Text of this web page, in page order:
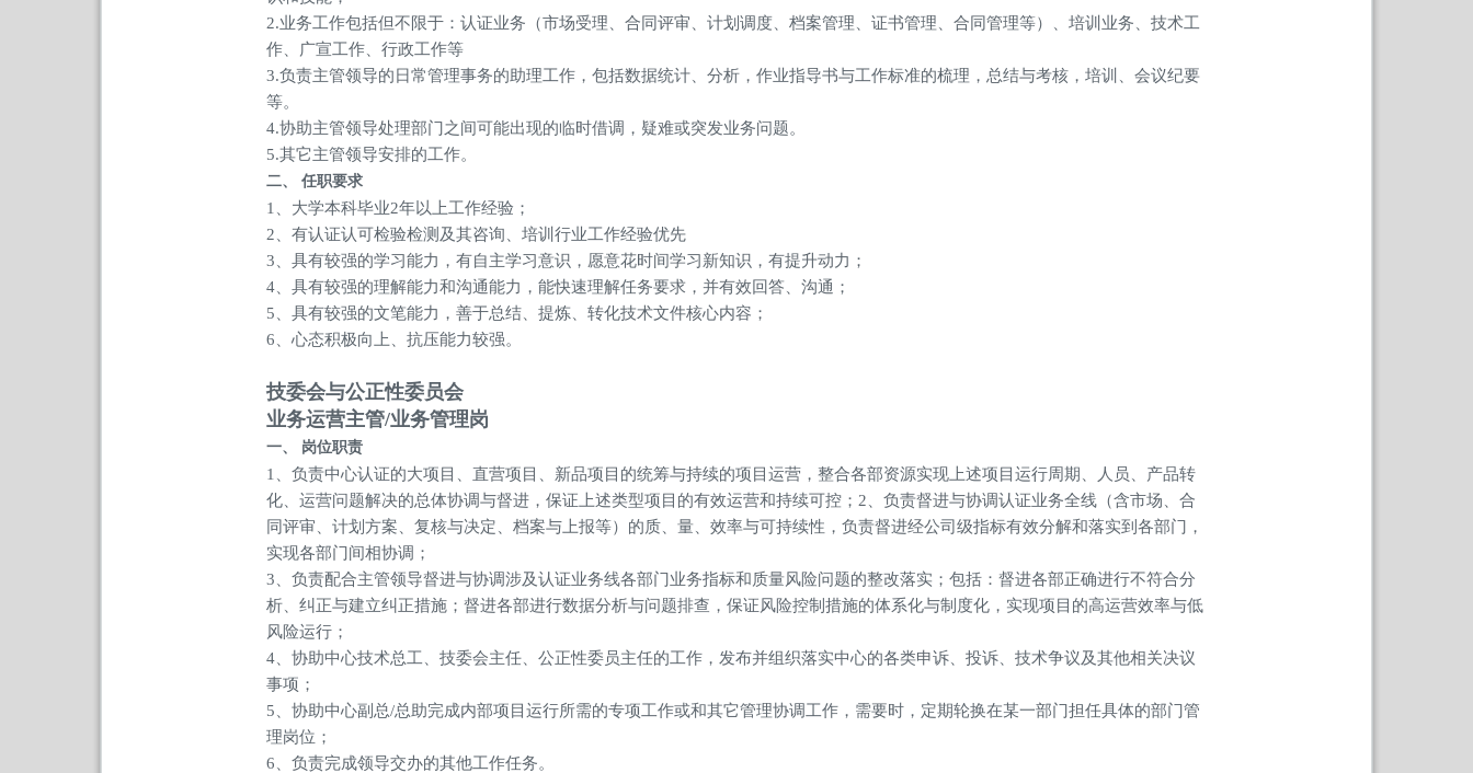
2.业务工作包括但不限于：认证业务（市场受理、合同评审、计划调度、档案管理、证书管理、合同管理等）、培训业务、技术工
作、广宣工作、行政工作等
3.负责主管领导的日常管理事务的助理工作，包括数据统计、分析，作业指导书与工作标准的梳理，总结与考核，培训、会议纪要
等。
4.协助主管领导处理部门之间可能出现的临时借调，疑难或突发业务问题。
5.其它主管领导安排的工作。
二、 任职要求
1、大学本科毕业2年以上工作经验；
2、有认证认可检验检测及其咨询、培训行业工作经验优先
3、具有较强的学习能力，有自主学习意识，愿意花时间学习新知识，有提升动力；
4、具有较强的理解能力和沟通能力，能快速理解任务要求，并有效回答、沟通；
5、具有较强的文笔能力，善于总结、提炼、转化技术文件核心内容；
6、心态积极向上、抗压能力较强。
技委会与公正性委员会
业务运营主管/业务管理岗
一、 岗位职责
1、负责中心认证的大项目、直营项目、新品项目的统筹与持续的项目运营，整合各部资源实现上述项目运行周期、人员、产品转
化、运营问题解决的总体协调与督进，保证上述类型项目的有效运营和持续可控； 2、负责督进与协调认证业务全线（含市场、合
同评审、计划方案、复核与决定、档案与上报等）的质、量、效率与可持续性，负责督进经公司级指标有效分解和落实到各部门，
实现各部门间相协调；
3、负责配合主管领导督进与协调涉及认证业务线各部门业务指标和质量风险问题的整改落实；包括：督进各部正确进行不符合分
析、纠正与建立纠正措施；督进各部进行数据分析与问题排查，保证风险控制措施的体系化与制度化，实现项目的高运营效率与低
风险运行；
4、协助中心技术总工、技委会主任、公正性委员主任的工作，发布并组织落实中心的各类申诉、投诉、技术争议及其他相关决议
事项；
5、协助中心副总/总助完成内部项目运行所需的专项工作或和其它管理协调工作，需要时，定期轮换在某一部门担任具体的部门管
理岗位；
6、负责完成领导交办的其他工作任务。